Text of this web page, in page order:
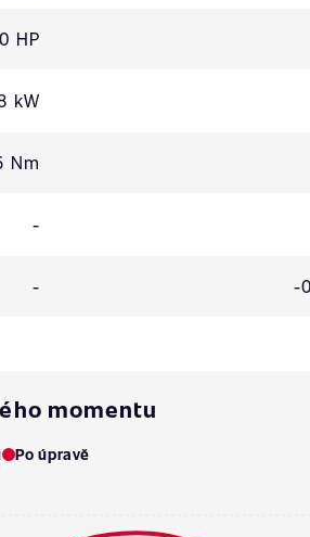
HP
kW
Nm
-
- -
momentu
Po úpravě